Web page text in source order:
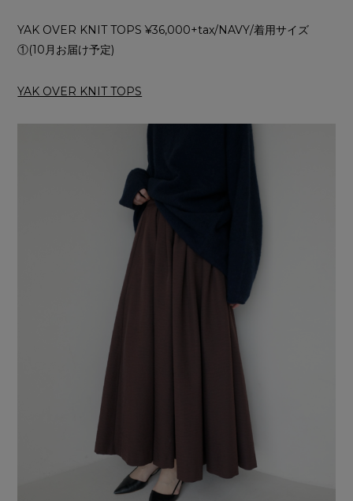
YAK OVER KNIT TOPS ¥36,000+tax/NAVY/着用サイズ
①(10月お届け予定)
YAK OVER KNIT TOPS